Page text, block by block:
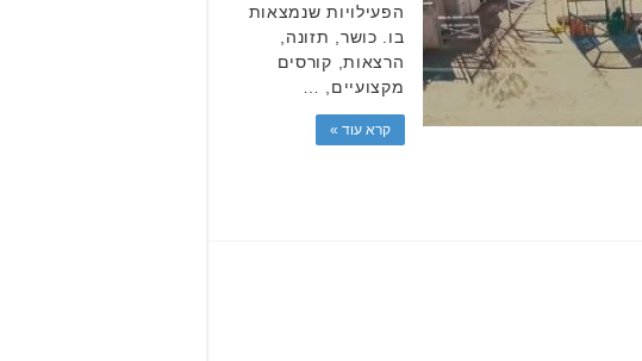
הפעילויות שנמצאות
בו. כושר, תזונה,
הרצאות, קורסים
מקצועיים, …
קרא עוד »